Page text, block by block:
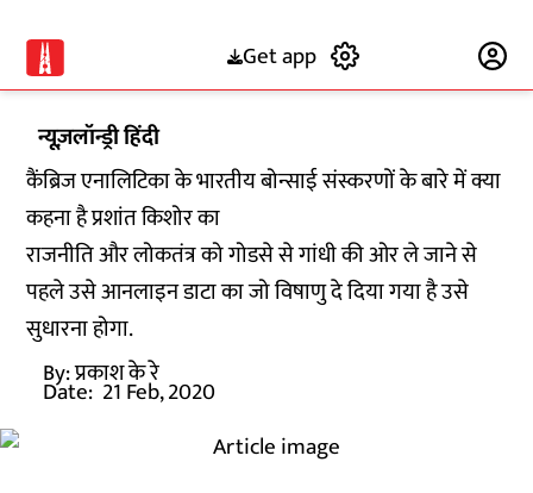
Get app
न्यूज़लॉन्ड्री हिंदी
कैंब्रिज एनालिटिका के भारतीय बोन्साई संस्करणों के बारे में क्या
कहना है प्रशांत किशोर का
राजनीति और लोकतंत्र को गोडसे से गांधी की ओर ले जाने से
पहले उसे आनलाइन डाटा का जो विषाणु दे दिया गया है उसे
सुधारना होगा.
By:प्रकाश के रे
Date: 21 Feb, 2020